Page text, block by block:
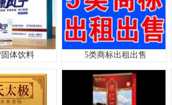
体饮料 5类商标出租出售